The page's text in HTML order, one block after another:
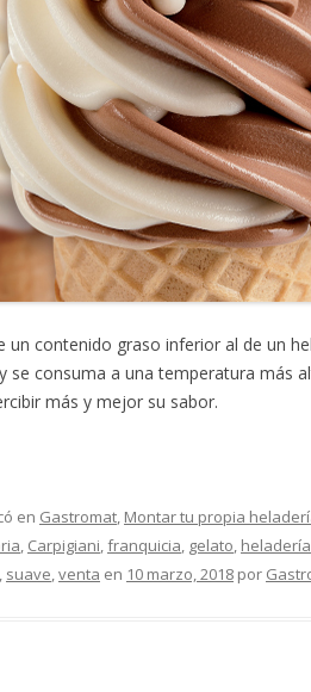
un contenido graso inferior al de un
se consuma a una temperatura más
más y mejor su sabor.
en Gastromat, Montar tu propia
, Carpigiani,franquicia, gelato, heladería
, suave,venta en 10 marzo, 2018 por